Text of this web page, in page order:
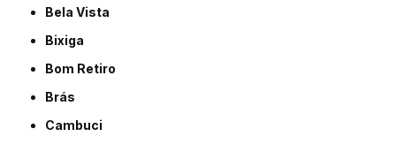
Bela Vista
Bixiga
Bom Retiro
Brás
Cambuci